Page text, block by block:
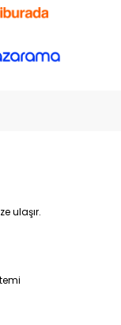
ulaşır.